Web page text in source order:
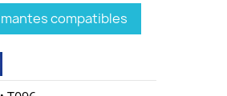
compatibles